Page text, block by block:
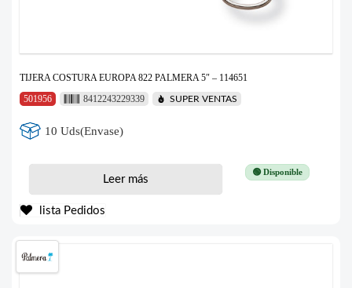
TIJERA COSTURA EUROPA 822 PALMERA 5″ – 114651
501956
8412243229339 SUPER VENTAS
10 Uds(Envase)
🟢 Disponible
Leer más
lista Pedidos